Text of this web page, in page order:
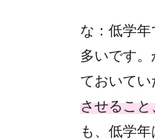
な：低学
多いです
ておいてい
させるこ
も、低学年